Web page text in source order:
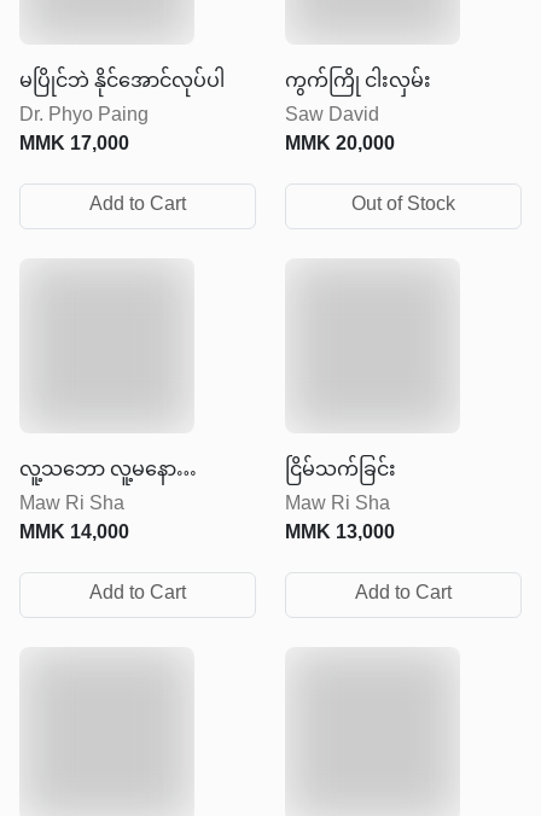
မပြိုင်ဘဲ နိုင်အောင်လုပ်ပါ
Dr. Phyo Paing
MMK17,000
Add to Cart
ကွက်ကြို ငါးလှမ်း
Saw David
MMK20,000
Out of Stock
လူ့သဘော လူ့မနော
အနှစ်ချုပ်
Maw Ri Sha
MMK14,000
Add to Cart
ငြိမ်သက်ခြင်း
Maw Ri Sha
MMK13,000
Add to Cart